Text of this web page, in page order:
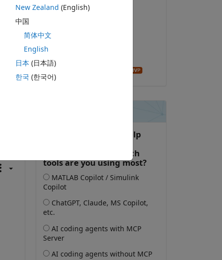
编辑：
2019-4-30
New Zealand (English)
中国
简体中文
English
日本 (日本語)
한국 (한국어)